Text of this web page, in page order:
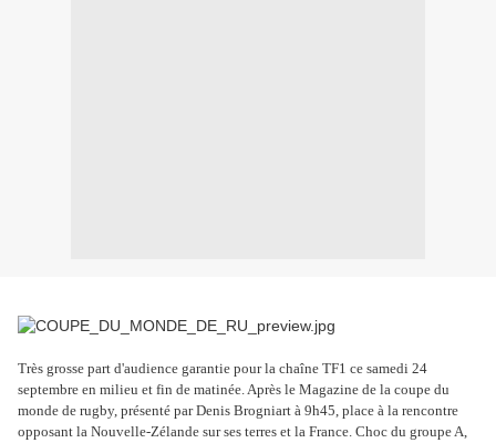
Très grosse part d'audience garantie pour la chaîne TF1 ce samedi 24
septembre en milieu et fin de matinée. Après le Magazine de la coupe du
monde de rugby, présenté par Denis Brogniart à 9h45, place à la rencontre
opposant la Nouvelle-Zélande sur ses terres et la France. Choc du groupe A,